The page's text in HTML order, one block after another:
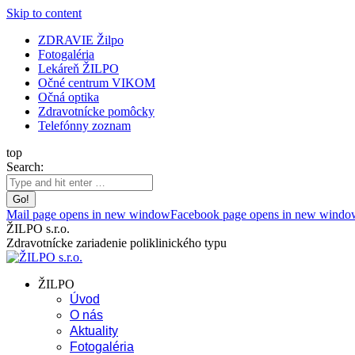
Skip to content
ZDRAVIE Žilpo
Fotogaléria
Lekáreň ŽILPO
Očné centrum VIKOM
Očná optika
Zdravotnícke pomôcky
Telefónny zoznam
top
Search:
Mail page opens in new windowFacebook page opens in new
ŽILPO s.r.o.
Zdravotnícke zariadenie poliklinického typu
ŽILPO
Úvod
O nás
Aktuality
Fotogaléria